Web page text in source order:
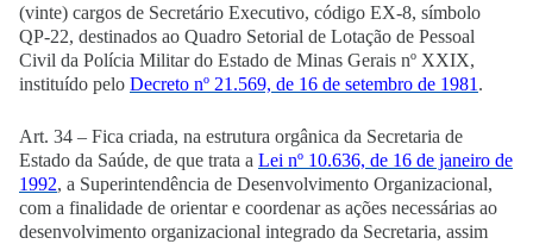
(vinte) cargos de Secretário Executivo, código EX-8, símbolo
QP-22, destinados ao Quadro Setorial de Lotação de Pessoal
Civil da Polícia Militar do Estado de Minas Gerais nº XXIX,
instituído pelo Decreto nº 21.569, de 16 de setembro de 1981 .
Art. 34 – Fica criada, na estrutura orgânica da Secretaria de
Estado da Saúde, de que trata a Lei nº 10.636, de 16 de janeiro de
1992, a Superintendência de Desenvolvimento Organizacional,
com a finalidade de orientar e coordenar as ações necessárias ao
desenvolvimento organizacional integrado da Secretaria, assim